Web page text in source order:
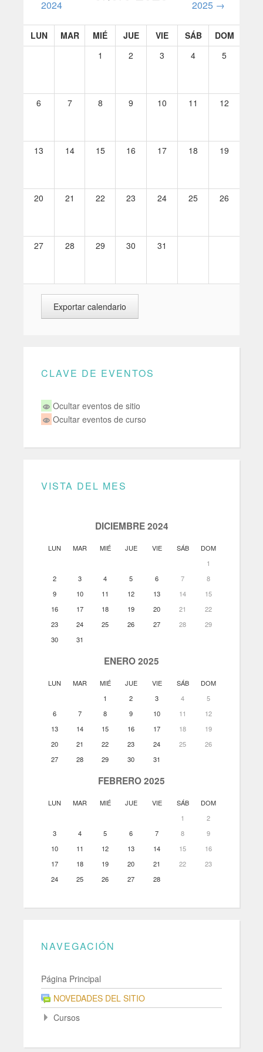
2024
2025 →
LUN MAR MIÉ JUE VIE SÁB
DOM
1
2 3 4 5
6 7 8 9 10 11 12
13 14 15 16 17 18 19
20 21 22 23 24 25 26
27 28 29 30 31
CLAVE DE EVENTOS
Ocultar eventos de sitio
Ocultar eventos de curso
VISTA DEL MES
DICIEMBRE 2024
LUN MAR MIÉ JUE VIE SÁB
DOM
1
2
3 4 5 6 7
8
9
10 11 12 13 14
15
16
17 18 19 20 21
22
23
24 25 26 27 28
29
30
31
ENERO 2025
LUN MAR MIÉ JUE VIE SÁB
DOM
1
2 3 4
5
6
7 8 9 10 11
12
13
14 15 16 17 18
19
20
21 22 23 24 25
26
27
28 29 30 31
FEBRERO 2025
LUN MAR MIÉ JUE VIE SÁB
DOM
1
2
3
4 5 6 7 8
9
10
11 12 13 14 15
16
17
18 19 20 21 22
23
24
25 26 27 28
NAVEGACIÓN
Página Principal
NOVEDADES DEL SITIO
Cursos